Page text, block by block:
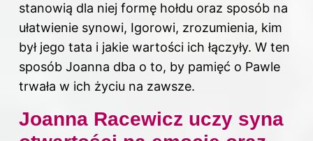
stanowią dla niej formę hołdu oraz sposób na
ułatwienie synowi, Igorowi, zrozumienia, kim
był jego tata i jakie wartości ich łączyły. W ten
sposób Joanna dba o to, by pamięć o Pawle
trwała w ich życiu na zawsze.
Joanna Racewicz uczy syna